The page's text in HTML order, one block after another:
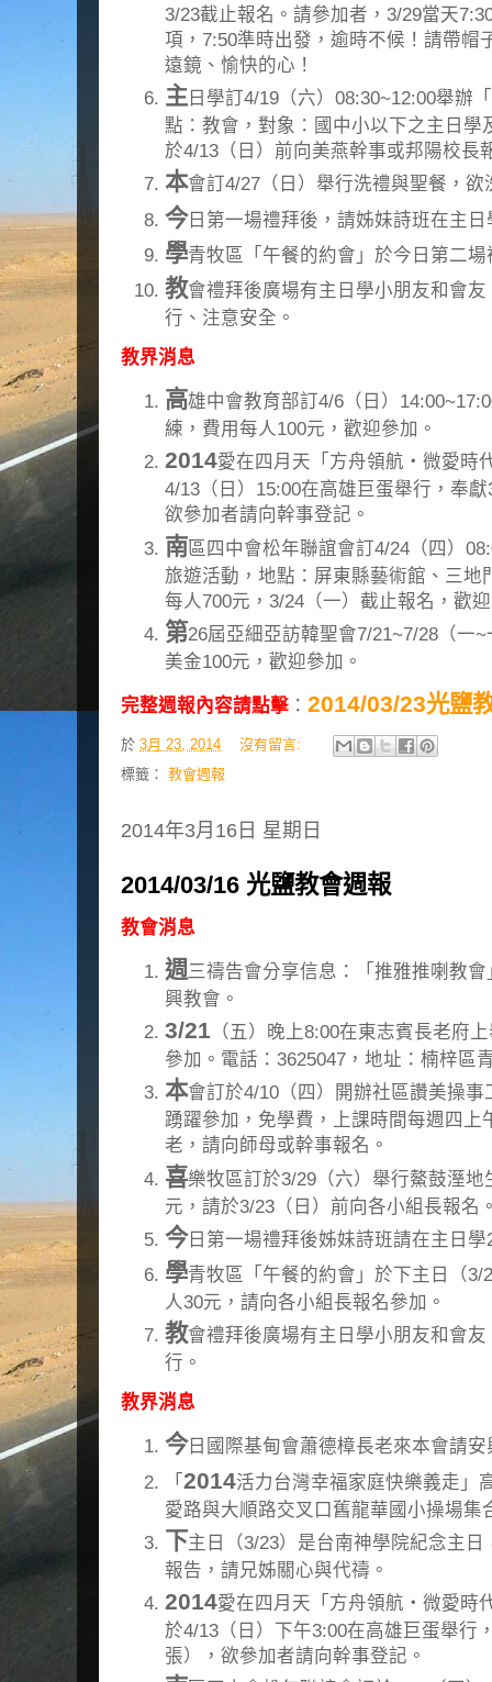
3/23截止報名。請參加者，3/29當天
項，7:50準時出發，逾時不候！請帶帽
遠鏡、愉快的心！
主 日學訂4/19（六）08:30~12:00舉辦
點：教會，對象：國中小以下之主日學
於4/13（日）前向美燕幹事或邦陽校長
本會訂4/27（日）舉行洗禮與聖餐，
今日第一場禮拜後，請姊妹詩班在主
學青牧區「午餐的約會」於今日第二
教會禮拜後廣場有主日學小朋友和會
行、注意安全。
教界消息
高雄中會教育部訂4/6（日）
練，費用每人100元，歡迎參加。
2014愛在四月天「方舟領航‧微愛時
4/13（日）15:00在高雄巨蛋舉行，奉
欲參加者請向幹事登記。
南區四中會松年聯誼會訂4/24（四）
旅遊活動，地點：屏東縣藝術館、三地
每人700元，3/24（一）截止報名，歡
第26屆亞細亞訪韓聖會7/21~7/28（一
美金100元，歡迎參加。
完整週報內容請點擊 ： 2014/03/23光鹽
於 3月 23, 2014
沒有留言:
標籤： 教會週報
2014年3月16日 星期日
2014/03/16 光鹽教會週報
教會消息
週三禱告會分享信息：「推雅推喇教
興教會。
3/21 （五）晚上8:00在東志賓長老府
參加。電話：3625047，地址：楠梓區
本會訂於4/10（四）開辦社區讚美操
踴躍參加，免學費，上課時間每週四上
老，請向師母或幹事報名。
喜樂牧區訂於3/29（六）舉行鰲鼓溼
元，請於3/23（日）前向各小組長報名
今日第一場禮拜後姊妹詩班請在主日學
學青牧區「午餐的約會」於下主日（
人30元，請向各小組長報名參加。
教會禮拜後廣場有主日學小朋友和會
行。
教界消息
今日國際基甸會蕭德樟長老來本會請
「 2014活力台灣幸福家庭快樂義走」
愛路與大順路交叉口舊龍華國小操場集
下主日（3/23）是台南神學院紀念主
報告，請兄姊關心與代禱。
2014愛在四月天「方舟領航‧微愛時
於4/13（日）下午3:00在高雄巨蛋舉行
張），欲參加者請向幹事登記。